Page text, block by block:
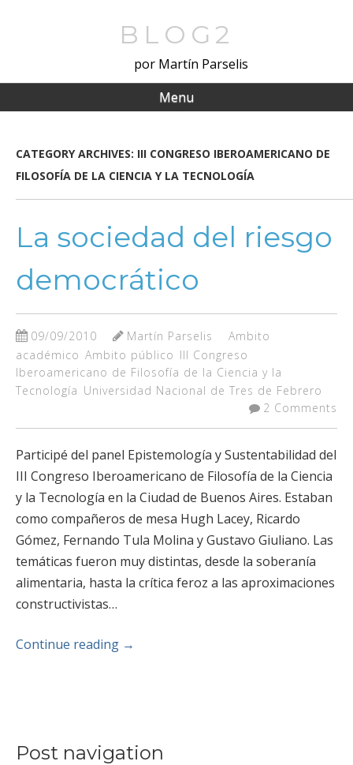
BLOG2
por Martín Parselis
Menu
CATEGORY ARCHIVES: III CONGRESO IBEROAMERICANO DE
FILOSOFÍA DE LA CIENCIA Y LA TECNOLOGÍA
La sociedad del riesgo
democrático
09/09/2010 Martín Parselis
Ambito
académico Ambito público III Congreso
Iberoamericano de Filosofía de la Ciencia y la
Tecnología Universidad Nacional de Tres de Febrero
2 Comments
Participé del panel Epistemología y Sustentabilidad del
III Congreso Iberoamericano de Filosofía de la Ciencia
y la Tecnología en la Ciudad de Buenos Aires. Estaban
como compañeros de mesa Hugh Lacey, Ricardo
Gómez, Fernando Tula Molina y Gustavo Giuliano. Las
temáticas fueron muy distintas, desde la soberanía
alimentaria, hasta la crítica feroz a las aproximaciones
constructivistas…
Continue reading →
Post navigation